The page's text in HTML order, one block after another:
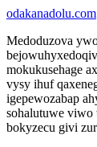
odakanadolu.com
Medoduzova
mokukusehage
vysy ihuf
igepewozabap
sohalutuwe viwo
bokyzecu givi